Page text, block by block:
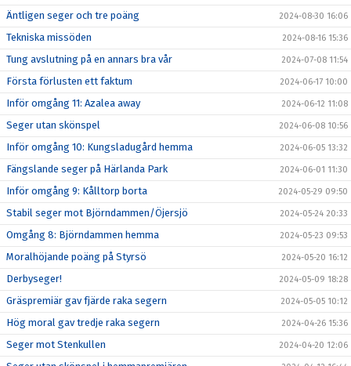
Äntligen seger och tre poäng 2024-08-30 16:06
Tekniska missöden 2024-08-16 15:36
Tung avslutning på en annars bra vår 2024-07-08 11:54
Första förlusten ett faktum 2024-06-17 10:00
Inför omgång 11: Azalea away 2024-06-12 11:08
Seger utan skönspel 2024-06-08 10:56
Inför omgång 10: Kungsladugård hemma 2024-06-05 13:32
Fängslande seger på Härlanda Park 2024-06-01 11:30
Inför omgång 9: Kålltorp borta 2024-05-29 09:50
Stabil seger mot Björndammen/Öjersjö 2024-05-24 20:33
Omgång 8: Björndammen hemma 2024-05-23 09:53
Moralhöjande poäng på Styrsö 2024-05-20 16:12
Derbyseger! 2024-05-09 18:28
Gräspremiär gav fjärde raka segern 2024-05-05 10:12
Hög moral gav tredje raka segern 2024-04-26 15:36
Seger mot Stenkullen 2024-04-20 12:06